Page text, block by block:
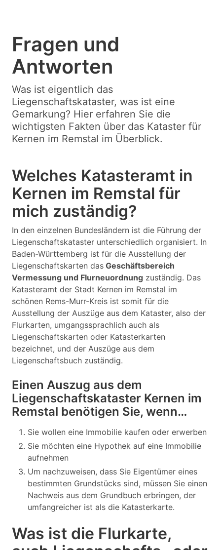
Fragen und
Antworten
Was ist eigentlich das
Liegenschaftskataster, was ist eine
Gemarkung? Hier erfahren Sie die
wichtigsten Fakten über das Kataster für
Kernen im Remstal im Überblick.
Welches Katasteramt in
Kernen im Remstal für
mich zuständig?
In den einzelnen Bundesländern ist die Führung der
Liegenschaftskataster unterschiedlich organisiert. In
Baden-Württemberg ist für die Ausstellung der
Liegenschaftskarten das Geschäftsbereich
Vermessung und Flurneuordnung zuständig. Das
Katasteramt der Stadt Kernen im Remstal im
schönen Rems-Murr-Kreis ist somit für die
Ausstellung der Auszüge aus dem Kataster, also der
Flurkarten, umgangssprachlich auch als
Liegenschaftskarten oder Katasterkarten
bezeichnet, und der Auszüge aus dem
Liegenschaftsbuch zuständig.
Einen Auszug aus dem
Liegenschaftskataster Kernen im
Remstal benötigen Sie, wenn…
Sie wollen eine Immobilie kaufen oder erwerben
Sie möchten eine Hypothek auf eine Immobilie
aufnehmen
Um nachzuweisen, dass Sie Eigentümer eines
bestimmten Grundstücks sind, müssen Sie einen
Nachweis aus dem Grundbuch erbringen, der
umfangreicher ist als die Katasterkarte.
Was ist die Flurkarte,